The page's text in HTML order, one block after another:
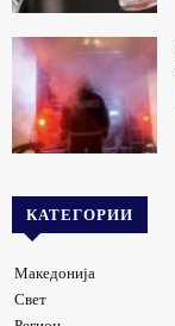
КАТЕГОРИИ
Македонија
Свет